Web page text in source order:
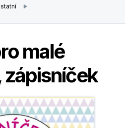
malé
zápisníček